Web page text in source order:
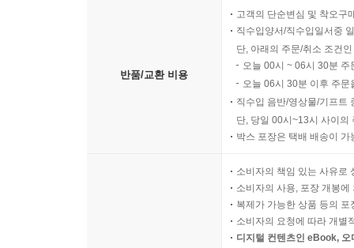
반품/교환 비용
고객의 단순변심 및 착오구
직수입양서/직수입일서중
단, 아래의 주문/취소 조건
오늘 00시 ~ 06시 30분
오늘 06시 30분 이후 주
직수입 음반/영상물/기프트
단, 당일 00시~13시 사이의
박스 포장은 택배 배송이
소비자의 책임 있는 사유로
소비자의 사용, 포장 개봉
복제가 가능한 상품 등의
소비자의 요청에 따라 개별
디지털 컨텐츠인 eBook,